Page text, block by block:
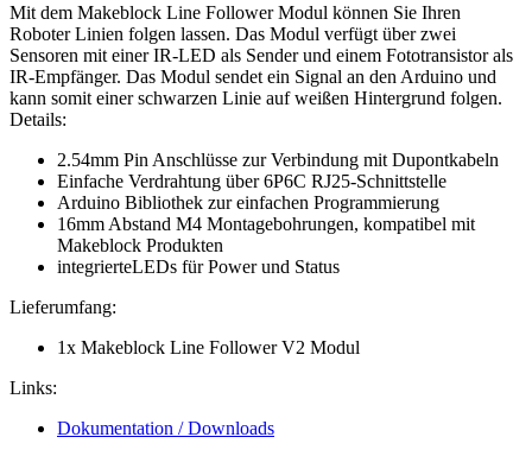
Mit dem Makeblock Line Follower Modul können Sie Ihren
Roboter Linien folgen lassen. Das Modul verfügt über zwei
Sensoren mit einer IR-LED als Sender und einem Fototransistor als
IR-Empfänger. Das Modul sendet ein Signal an den Arduino und
kann somit einer schwarzen Linie auf weißen Hintergrund folgen.
Details:
2.54mm Pin Anschlüsse zur Verbindung mit Dupontkabeln
Einfache Verdrahtung über 6P6C RJ25-Schnittstelle
Arduino Bibliothek zur einfachen Programmierung
16mm Abstand M4 Montagebohrungen, kompatibel mit
Makeblock Produkten
integrierteLEDs für Power und Status
Lieferumfang:
1x Makeblock Line Follower V2 Modul
Links:
Dokumentation / Downloads